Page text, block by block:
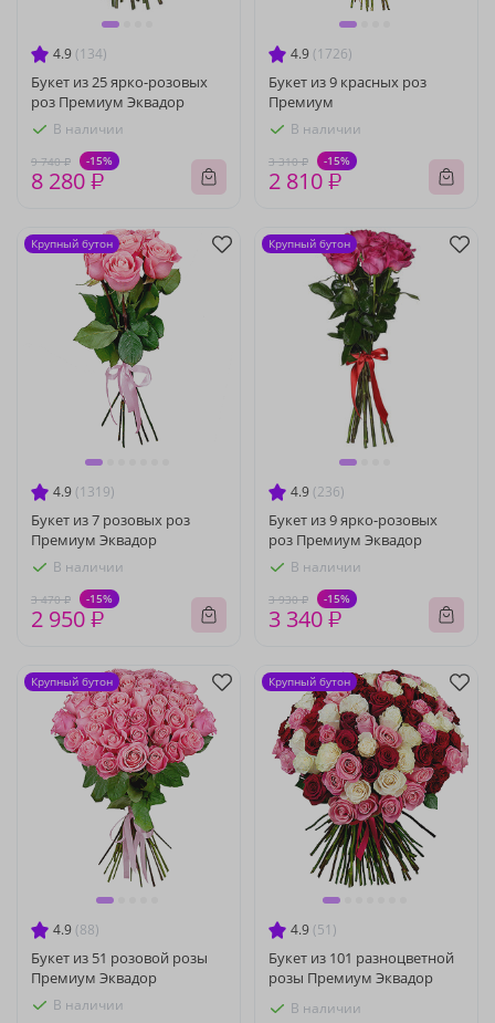
4.9 (134)
Букет из 25 ярко-розовых
роз Премиум Эквадор
В наличии
9 740 ₽ -15%
8 280 ₽
4.9 (1726)
Букет из 9 красных роз
Премиум
В наличии
3 310 ₽ -15%
2 810 ₽
4.9 (1319)
Букет из 7 розовых роз
Премиум Эквадор
В наличии
3 470 ₽ -15%
2 950 ₽
Крупный бутон
4.9 (236)
Букет из 9 ярко-розовых
роз Премиум Эквадор
В наличии
3 930 ₽ -15%
3 340 ₽
Крупный бутон
4.9 (88)
Букет из 51 розовой розы
Премиум Эквадор
В наличии
Крупный бутон
4.9 (51)
Букет из 101 разноцветной
розы Премиум Эквадор
В наличии
Крупный бутон